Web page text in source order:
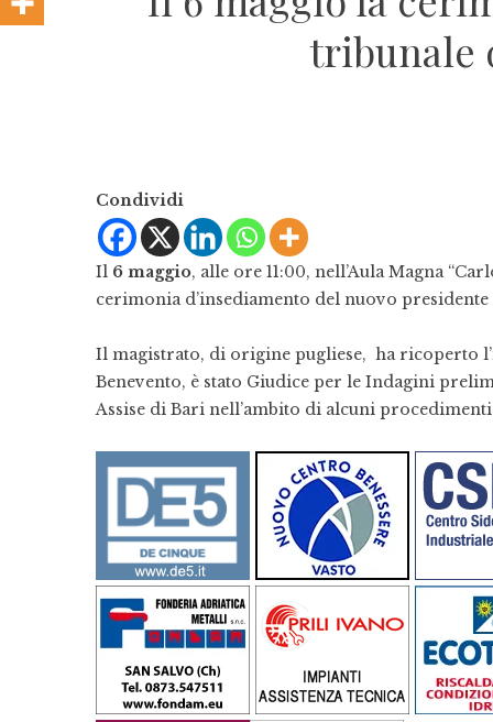
tribunale
Condividi
Il 6 maggio, alle ore 11:00, nell’Aula Magna
cerimonia d’insediamento del nuovo presidente
Il magistrato, di origine pugliese, ha ricoperto
Benevento, è stato Giudice per le Indagini
Assise di Bari nell’ambito di alcuni